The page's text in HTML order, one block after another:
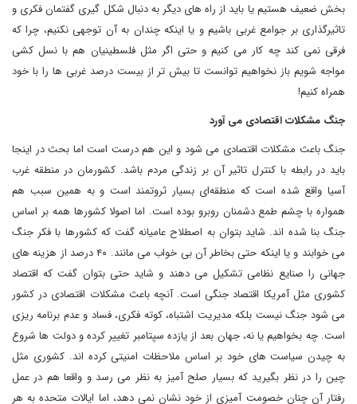
بخش ضعیف هستیم یا باید از راه های دیگر به دنبال شکل گیری گفتمان فکری و
تاثیرگذاری بر جوامع غربی باشیم و یا اینکه چندان به آن توجهی نکنیم، چرا که
فرقی نمی کند چه کار می کنیم و حتی اگر مثل فلسطینیان هم با نسل کشی
مواجه شویم باز نخواهیم توانست تا بیش تر از بیست درصد غربی ها را با خود
همراه کنیم!
جنگ مشکلات اقتصادی می آورد
جنگ باعث مشکلات اقتصادی می شود و این هم درست است اما بحث در اینجا
باید در رابطه با کنترل تاثیر آن بر زندگی مردم باشد. کشورمان در منطقه غرب
آسیا واقع شده است که منطقه‌ای بسیار ثروتمند است و به همین سبب هم
همواره با چشم طمع دشمنان روبرو بوده است. اما اصولا کشورها همه بر اساس
جنگ بنا شده اند. شاید بتوان به اصطلاح عامیانه گفت که کشورها با فکر جنگ
می خوابند و یا اینکه حتی بخاطر آن بی خواب می مانند. ۴۰ درصد از هزینه های
جهانی را صنایع نظامی تشکیل می دهند و شاید حتی بتوان گفت که اقتصاد
کشوری مثل آمریکا اقتصاد جنگی است. آنچه باعث مشکلات اقتصادی در کشور
می شود جنگ نیست بلکه مدیریت اشتباه، کوته فکری، فساد و عدم برنامه ریزی
است. چه بخواهیم یا نه، جهان بعد از یازده سپتامبر تغییر کرده و دولت ها شروع
به چیدن سیاست های خود بر اساس ملاحظات امنیتی کرده اند. کشوری مثل
چین را در نظر بگیرید که بسیار صلح آمیز به نظر می رسد و واقعا هم در عمل
رفتار آن چنان خصومت آمیزی از خود نشان نمی دهد، اما ایالات متحده به هر